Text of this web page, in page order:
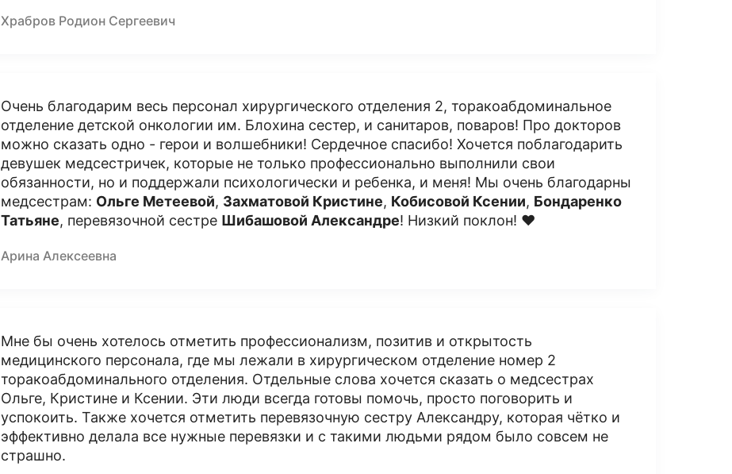
Храбров Родион Сергеевич
Очень благодарим весь персонал хирургического отделения 2, торакоабдоминальное
отделение детской онкологии им. Блохина сестер, и санитаров, поваров! Про докторов
можно сказать одно - герои и волшебники! Сердечное спасибо! Хочется поблагодарить
девушек медсестричек, которые не только профессионально выполнили свои
обязанности, но и поддержали психологически и ребенка, и меня! Мы очень благодарны
медсестрам: Ольге Метеевой, Захматовой Кристине, Кобисовой Ксении, Бондаренко
Татьяне, перевязочной сестре Шибашовой Александре! Низкий поклон! ❤️
Арина Алексеевна
Мне бы очень хотелось отметить профессионализм, позитив и открытость
медицинского персонала, где мы лежали в хирургическом отделение номер 2
торакоабдоминального отделения. Отдельные слова хочется сказать о медсестрах
Ольге, Кристине и Ксении. Эти люди всегда готовы помочь, просто поговорить и
успокоить. Также хочется отметить перевязочную сестру Александру, которая чётко и
эффективно делала все нужные перевязки и с такими людьми рядом было совсем не
страшно.